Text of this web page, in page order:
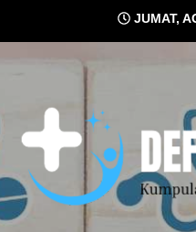
content
JUMAT,